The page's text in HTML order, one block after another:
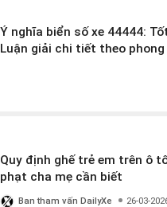
Ý nghĩa biển số xe 44444:
Luận giải chi tiết theo
Quy định ghế trẻ em trên ô
phạt cha mẹ cần biết
Ban tham vấn DailyXe 26-03-